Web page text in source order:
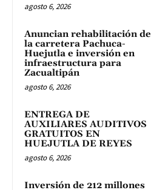
agosto 6, 2026
Anuncian rehabilitación de
la carretera Pachuca-
Huejutla e inversión en
infraestructura para
Zacualtipán
agosto 6, 2026
ENTREGA DE
AUXILIARES AUDITIVOS
GRATUITOS EN
HUEJUTLA DE REYES
agosto 6, 2026
Inversión de 212 millones